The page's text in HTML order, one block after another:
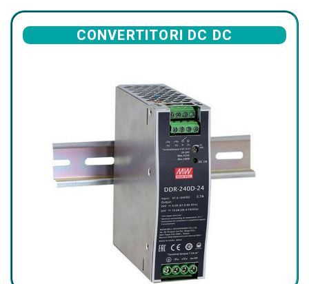
CONVERTITORI DC DC